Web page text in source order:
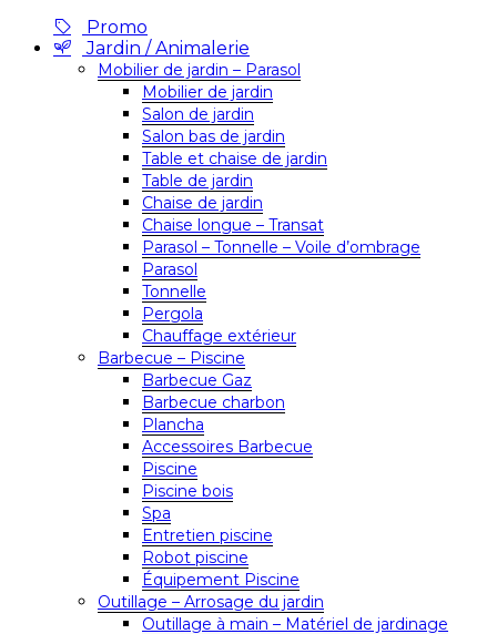
Promo
Jardin / Animalerie
Mobilier de jardin – Parasol
Mobilier de jardin
Salon de jardin
Salon bas de jardin
Table et chaise de jardin
Table de jardin
Chaise de jardin
Chaise longue – Transat
Parasol – Tonnelle – Voile d’ombrage
Parasol
Tonnelle
Pergola
Chauffage extérieur
Barbecue – Piscine
Barbecue Gaz
Barbecue charbon
Plancha
Accessoires Barbecue
Piscine
Piscine bois
Spa
Entretien piscine
Robot piscine
Équipement Piscine
Outillage – Arrosage du jardin
Outillage à main – Matériel de jardinage